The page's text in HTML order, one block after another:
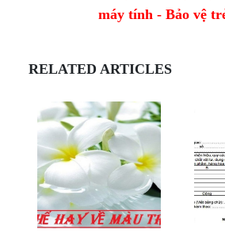
máy tính - Bảo vệ
RELATED ARTICLES